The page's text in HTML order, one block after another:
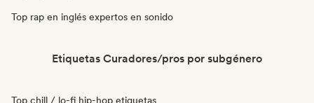
Top rap en inglés expertos en sonido
Etiquetas Curadores/pros por subgénero
Top chill / lo-fi hip-hop etiquetas